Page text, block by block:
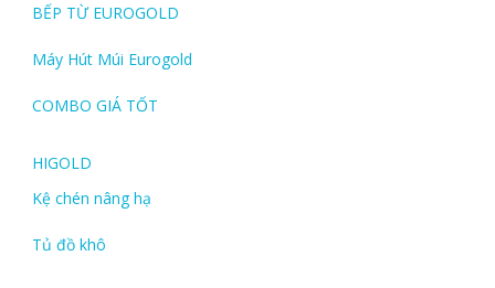
BẾP TỪ EUROGOLD
Máy Hút Múi Eurogold
COMBO GIÁ TỐT
HIGOLD
Kệ chén nâng hạ
Tủ đồ khô